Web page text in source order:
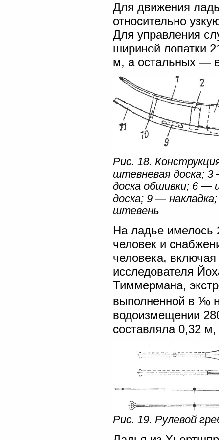
Для движения
относительно
Для управления
шириной лопатки
м, а остальных —
Рис. 18.
штевневая доска;
доска обшивки; 6 —
доска; 9 —
штевень
На ладье имелось
человек и
человека,
исследователя
Тиммермана,
выполненной в ⅒
водоизмещении
составляла 0,32
Рис. 19. Рулевой